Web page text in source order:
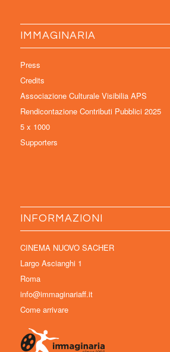
IMMAGINARIA
Press
Credits
Associazione Culturale Visibilia APS
Rendicontazione Contributi Pubblici 2025
5 x 1000
Supporters
INFORMAZIONI
CINEMA NUOVO SACHER
Largo Ascianghi 1
Roma
info@immaginariaff.it
Come arrivare